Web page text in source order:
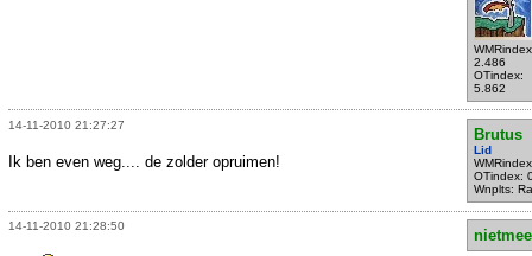
2.486
OTindex:
5.862
14-11-2010 21:27:27
Brutus
Lid
OTindex:
Wnplts:
Ik ben even weg.... de zolder opruimen!
14-11-2010 21:28:50